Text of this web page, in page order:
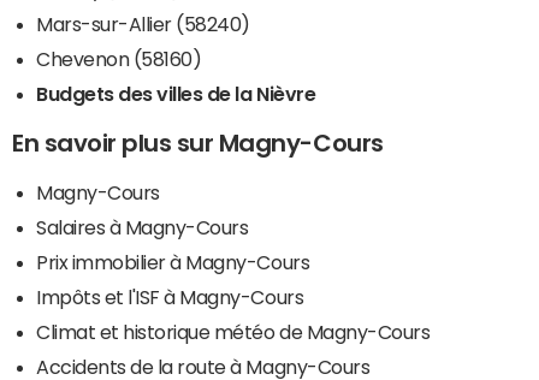
Mars-sur-Allier (58240)
Chevenon (58160)
Budgets des villes de la Nièvre
En savoir plus sur Magny-Cours
Magny-Cours
Salaires à Magny-Cours
Prix immobilier à Magny-Cours
Impôts et l'ISF à Magny-Cours
Climat et historique météo de Magny-Cours
Accidents de la route à Magny-Cours